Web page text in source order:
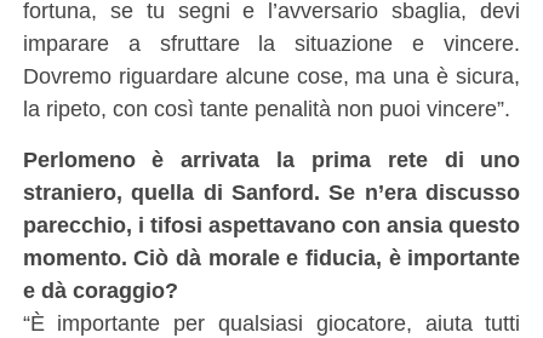
fortuna, se tu segni e l’avversario sbaglia, devi
imparare a sfruttare la situazione e vincere.
Dovremo riguardare alcune cose, ma una è sicura,
la ripeto, con così tante penalità non puoi vincere”.
Perlomeno è arrivata la prima rete di uno
straniero, quella di Sanford. Se n’era discusso
parecchio, i tifosi aspettavano con ansia questo
momento. Ciò dà morale e fiducia, è importante
e dà coraggio?
“È importante per qualsiasi giocatore, aiuta tutti